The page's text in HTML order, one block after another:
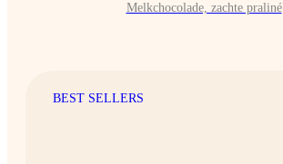
Melkchocolade, zachte praliné
BEST SELLERS